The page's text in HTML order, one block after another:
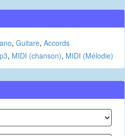
, Guitare, Accords
, MIDI (chanson), MIDI (Mélodie)